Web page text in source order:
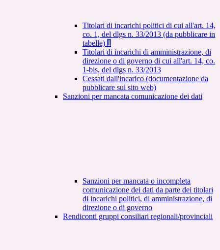
Titolari di incarichi politici di cui all'art. 14,
co. 1, del dlgs n. 33/2013 (da pubblicare in
tabelle) 1
Titolari di incarichi di amministrazione, di
direzione o di governo di cui all'art. 14, co.
1-bis, del dlgs n. 33/2013
Cessati dall'incarico (documentazione da
pubblicare sul sito web)
Sanzioni per mancata comunicazione dei dati
Sanzioni per mancata o incompleta
comunicazione dei dati da parte dei titolari
di incarichi politici, di amministrazione, di
direzione o di governo
Rendiconti gruppi consiliari regionali/provinciali